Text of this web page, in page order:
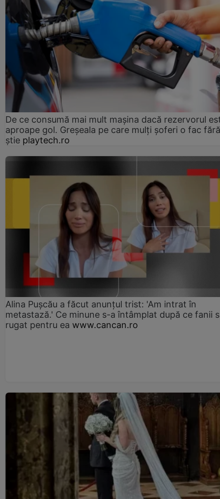
De ce consumă mai mult mașina dacă rezervorul
aproape gol. Greșeala pe care mulți șoferi o fac
știe playtech.ro
Alina Pușcău a făcut anunțul trist: 'Am intrat în
metastază.' Ce minune s-a întâmplat după ce fanii
rugat pentru ea www.cancan.ro